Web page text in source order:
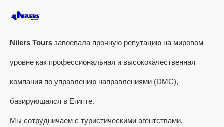
Nilers Tours завоевала прочную репутацию на мировом
уровне как профессиональная и высококачественная
компания по управлению направлениями (DMC),
базирующаяся в Египте.
Мы сотрудничаем с туристическими агентствами,